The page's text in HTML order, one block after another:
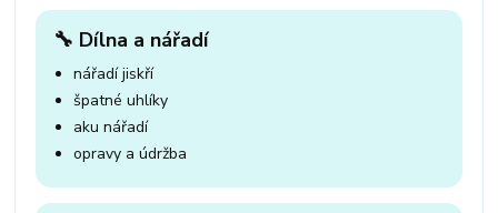
🔧 Dílna a nářadí
nářadí jiskří
špatné uhlíky
aku nářadí
opravy a údržba